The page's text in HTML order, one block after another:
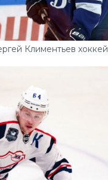
Климентьев хоккей